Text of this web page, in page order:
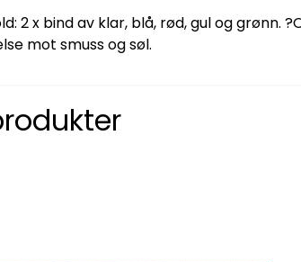
x bind av klar, blå, rød, gul og grønn.
mot smuss og søl.